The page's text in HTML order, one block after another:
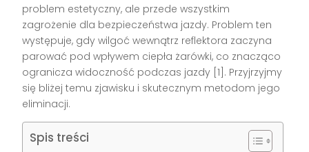
problem estetyczny, ale przede wszystkim
zagrożenie dla bezpieczeństwa jazdy. Problem ten
występuje, gdy wilgoć wewnątrz reflektora zaczyna
parować pod wpływem ciepła żarówki, co znacząco
ogranicza widoczność podczas jazdy [1]. Przyjrzyjmy
się bliżej temu zjawisku i skutecznym metodom jego
eliminacji.
Spis treści